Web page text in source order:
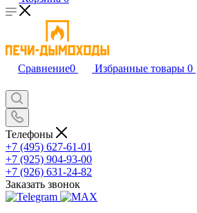
Сравнение0 Избранные товары 0
Телефоны
+7 (495) 627-61-01
+7 (925) 904-93-00
+7 (926) 631-24-82
Заказать звонок